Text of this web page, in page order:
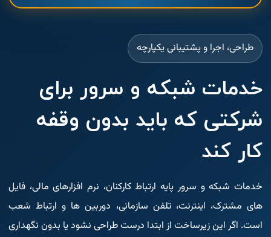
طراحی، اجرا و پشتیبانی یکپارچه
خدمات شبکه و سرور برای
شرکتی که باید بدون وقفه
کار کند
خدمات شبکه و سرور پایه ارتباط کارکنان، نرم افزارهای مالی، فایل
های مشترک، اینترنت، تلفن سازمانی، دوربین ها و ارتباط شعب
است. اگر این زیرساخت از ابتدا درست طراحی نشود یا بدون نگهداری